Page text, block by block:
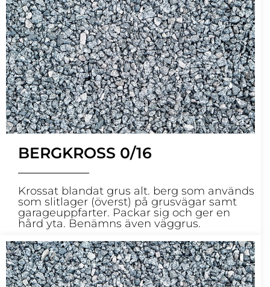
BERGKROSS 0/16
Krossat blandat grus alt. berg som används
som slitlager (överst) på grusvägar samt
garageuppfarter. Packar sig och ger en
hård yta. Benämns även väggrus.